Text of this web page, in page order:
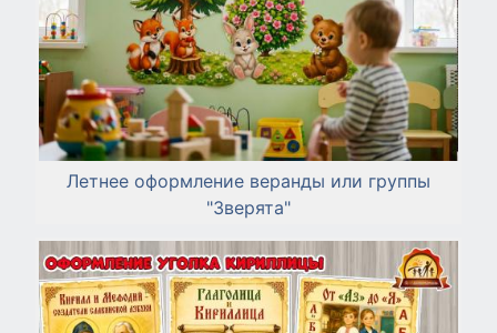
Летнее оформление веранды или группы
"Зверята"